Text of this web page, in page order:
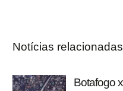
Notícias relacionadas
Botafogo